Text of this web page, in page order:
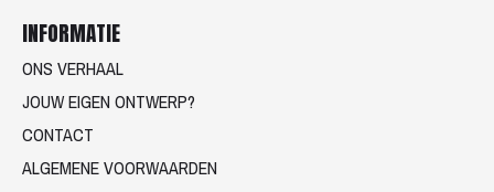
INFORMATIE
ONS VERHAAL
JOUW EIGEN ONTWERP?
CONTACT
ALGEMENE VOORWAARDEN